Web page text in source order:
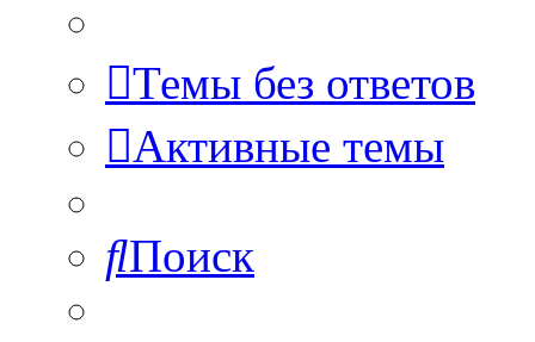
Темы без ответов
Активные темы
Поиск